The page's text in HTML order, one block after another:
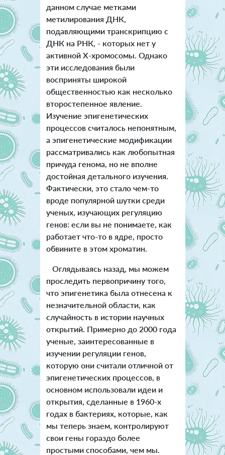
данном случае метками
метилирования ДНК,
подавляющими транскрипцию с
ДНК на РНК, - которых нет у
активной Х-хромосомы. Однако
эти исследования были
восприняты широкой
общественностью как несколько
второстепенное явление.
Изучение эпигенетических
процессов считалось непонятным,
а эпигенетические модификации
рассматривались как любопытная
причуда генома, но не вполне
достойная детального изучения.
Фактически, это стало чем-то
вроде популярной шутки среди
ученых, изучающих регуляцию
генов: если вы не понимаете, как
работает что-то в ядре, просто
обвините в этом хроматин.
Оглядываясь назад, мы можем
проследить первопричину того,
что эпигенетика была отнесена к
незначительной области, как
случайность в истории научных
открытий. Примерно до 2000 года
ученые, заинтересованные в
изучении регуляции генов,
которую они считали отличной от
эпигенетических процессов, в
основном использовали идеи и
открытия, сделанные в 1960-х
годах в бактериях, которые, как
мы теперь знаем, контролируют
свои гены гораздо более
простыми способами, чем мы.